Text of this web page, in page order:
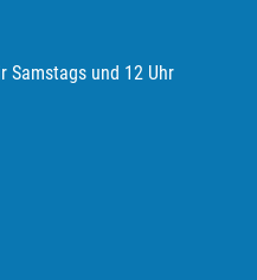
Samstags und 12 Uhr